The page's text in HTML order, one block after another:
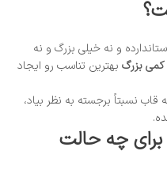
و نه خیلی بزرگ و نه
بزرگ بهترین تناسب رو ایجاد
قاب نسبتاً برجسته به نظر بیاد،
برای چه حالت